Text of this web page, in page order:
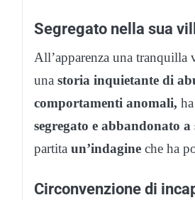
Segregato nella sua
All’apparenza una
una storia inquietante di
comportamenti anomali,
segregato e abbandonato a
partita un’indagine che ha
Circonvenzione di